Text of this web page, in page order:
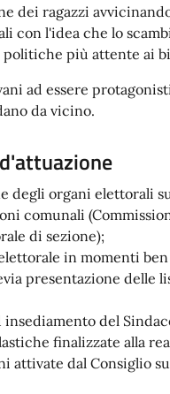
dei ragazzi
con l'idea che lo
più attente ai
ad essere
da vicino.
degli organi elettorali
comunali
di sezione);
in momenti
presentazione delle
insediamento del
finalizzate alla
attivate dal Consiglio